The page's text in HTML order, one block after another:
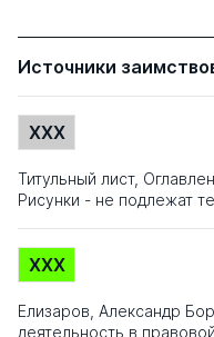
Источники
XXX
Титульный лист,
Рисунки - не подлежат
XXX
Елизаров, Александр
деятельность в